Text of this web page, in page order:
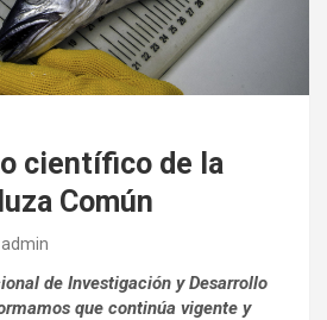
científico de la
Común
admin
de Investigación y Desarrollo
que continúa vigente y